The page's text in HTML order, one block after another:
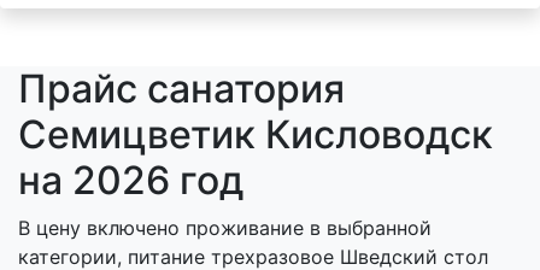
Прайс санатория
Семицветик Кисловодск
на 2026 год
В цену включено проживание в выбранной
категории, питание трехразовое Шведский стол